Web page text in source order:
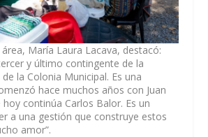
María Laura Lacava, destacó:
y último contingente de la
la Colonia Municipal. Es una
hace muchos años con Juan
hoy continúa Carlos Balor. Es un
a una gestión que construye estos
amor”.